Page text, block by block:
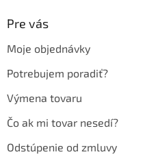
Pre vás
Moje objednávky
Potrebujem poradiť?
Výmena tovaru
Čo ak mi tovar nesedí?
Odstúpenie od zmluvy